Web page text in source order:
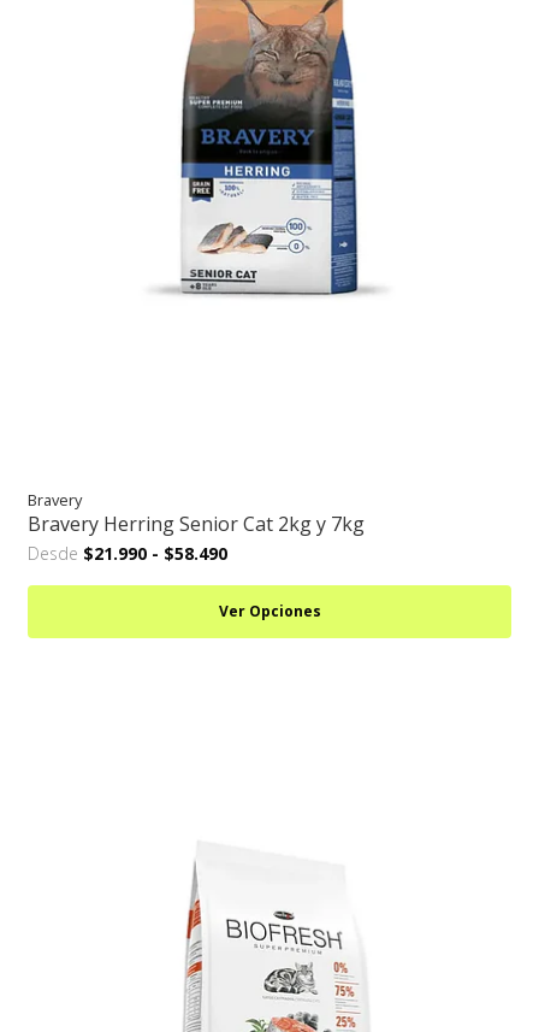
Bravery
Bravery Herring Senior Cat 2kg y 7kg
Desde $21.990 - $58.490
Ver Opciones